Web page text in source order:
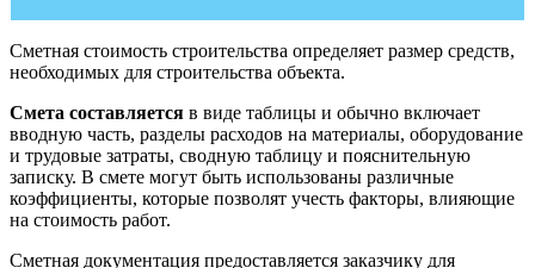
Смет­ная сто­имость стро­итель­ства оп­ре­деля­ет раз­мер средств,
не­об­хо­димых для стро­итель­ства объ­ек­та.
Смета составляется в виде таблицы и обычно включает
вводную часть, разделы расходов на материалы, оборудование
и трудовые затраты, сводную таблицу и пояснительную
записку. В смете могут быть использованы различные
коэффициенты, которые позволят учесть факторы, влияющие
на стоимость работ.
Сметная документация предоставляется заказчику для